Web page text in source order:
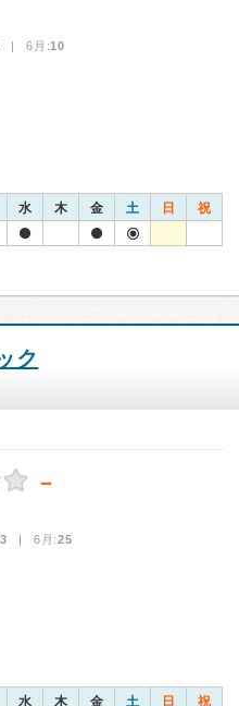
| 6月:10
水 木 金 土 日 祝
ク
－
| 6月:25
水 木 金 土 日 祝